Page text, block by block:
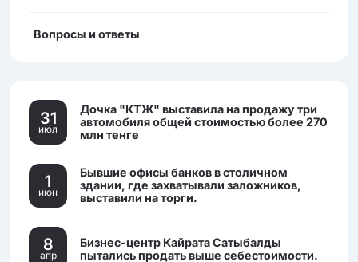
Вопросы и ответы
31
июл
Дочка "КТЖ" выставила на продажу три
автомобиля общей стоимостью более 270
млн тенге
1
июн
Бывшие офисы банков в столичном
здании, где захватывали заложников,
выставили на торги.
8
апр
Бизнес-центр Кайрата Сатыбалды
пытались продать выше себестоимости.